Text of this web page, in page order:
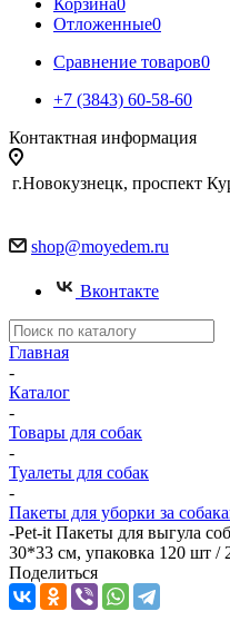
Корзина0
Отложенные0
Сравнение товаров0
+7 (3843) 60-58-60
Контактная информация
г.Новокузнецк, проспект
shop@moyedem.ru
Вконтакте
Главная
-
Каталог
-
Товары для собак
-
Туалеты для собак
-
Пакеты для уборки за
-Pet-it Пакеты для выгула
30*33 см, упаковка 120 шт /
Поделиться